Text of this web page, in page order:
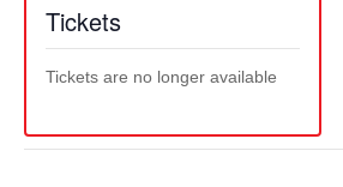
Tickets
Tickets are no longer available